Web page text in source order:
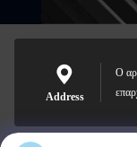
Address
Ο